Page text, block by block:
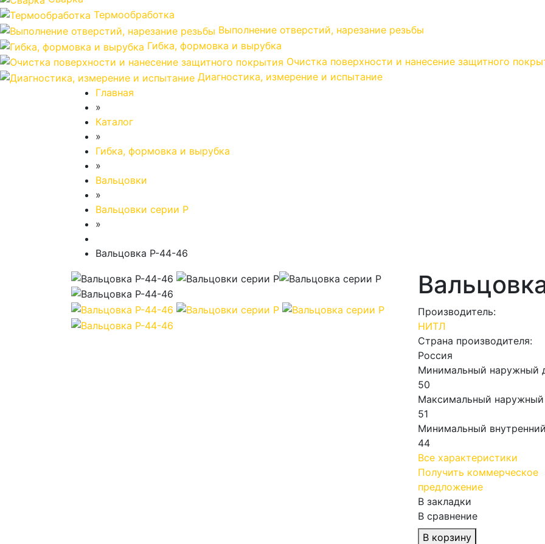
Термообработка
Выполнение отверстий, нарезание резьбы
Гибка, формовка и вырубка
Очистка поверхности и нанесение защитного
Диагностика, измерение и испытание
Главная
»
Каталог
»
Гибка, формовка и вырубка
»
Вальцовки
»
Вальцовки серии Р
»
Вальцовка Р-44-46
Производитель:
НИТЛ
Страна производителя:
Россия
Минимальный наружный
50
Максимальный
51
Минимальный
44
Все характеристики
Получить коммерческое
предложение
В закладки
В сравнение
В корзину